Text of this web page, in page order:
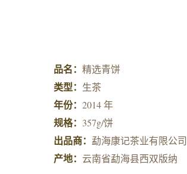
品名： 精选青饼
类型： 生茶
年份： 2014 年
规格： 357g/饼
出品商： 勐海康记茶业有限公司
产地： 云南省勐海县西双版纳